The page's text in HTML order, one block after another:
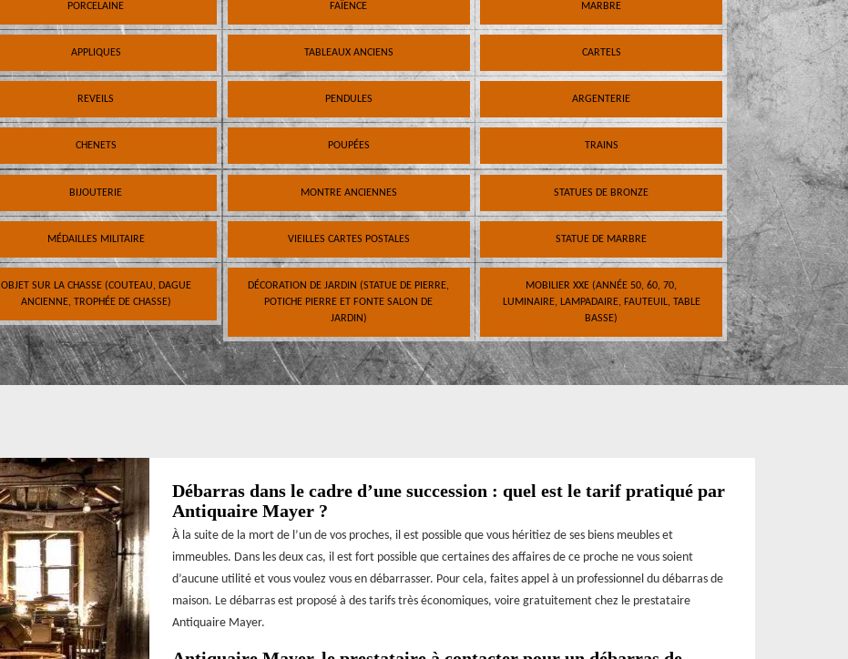
PORCELAINE FAÏENCE MARBRE
APPLIQUES TABLEAUX ANCIENS CARTELS
REVEILS PENDULES ARGENTERIE
CHENETS POUPÉES TRAINS
BIJOUTERIE MONTRE ANCIENNES STATUES DE BRONZE
MÉDAILLES MILITAIRE VIEILLES CARTES POSTALES STATUE DE MARBRE
OBJET SUR LA CHASSE (COUTEAU, DAGUE
ANCIENNE, TROPHÉE DE CHASSE)
DÉCORATION DE JARDIN (STATUE DE PIERRE,
POTICHE PIERRE ET FONTE SALON DE
JARDIN)
MOBILIER XXE (ANNÉE 50, 60, 70,
LUMINAIRE, LAMPADAIRE, FAUTEUIL, TABLE
BASSE)
Débarras dans le cadre d’une succession : quel est le tarif pratiqué par
Antiquaire Mayer ?
À la suite de la mort de l’un de vos proches, il est possible que vous héritiez de ses biens meubles et
immeubles. Dans les deux cas, il est fort possible que certaines des affaires de ce proche ne vous soient
d’aucune utilité et vous voulez vous en débarrasser. Pour cela, faites appel à un professionnel du débarras de
maison. Le débarras est proposé à des tarifs très économiques, voire gratuitement chez le prestataire
Antiquaire Mayer.